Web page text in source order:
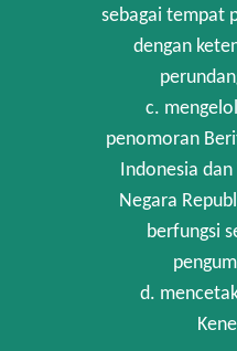
sebagai tempat
dengan
c.
penomoran
Indonesia
Negara
berfungsi
d.